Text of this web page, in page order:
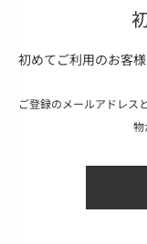
初めてご利用のお客
ご登録のメールアドレス
物